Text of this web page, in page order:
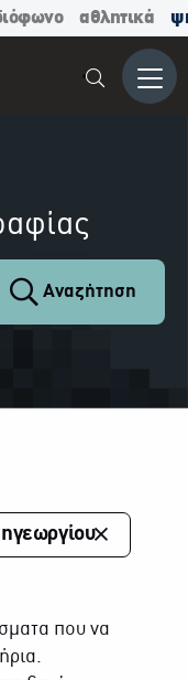
αθλητικά
Μενού
Αναζήτηση
που να